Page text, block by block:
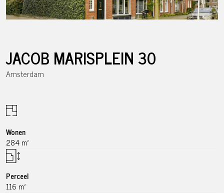
JACOB MARISPLEIN 30
Amsterdam
Wonen
284 m²
Perceel
116 m²